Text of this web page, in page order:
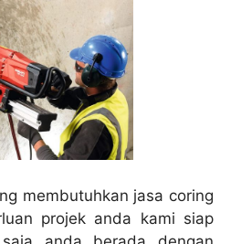
membutuhkan jasa coring
projek anda kami siap